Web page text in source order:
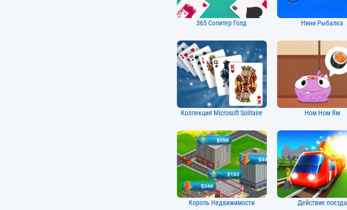
365 Солитер Голд Нини Рыбалка
Коллекция Microsoft Solitaire Ном Ном Ям
Король Недвижимости Действие поезда